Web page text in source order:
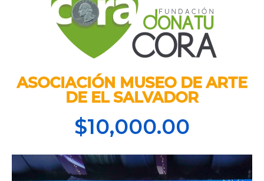
ASOCIACIÓN MUSEO DE ARTE
DE EL SALVADOR
$10,000.00